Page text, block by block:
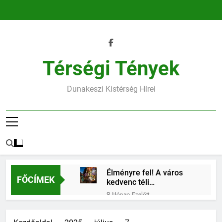
Térségi Tények
Dunakeszi Kistérség Hírei
FŐCÍMEK
Élményre fel! A város
kedvenc téli
találkozóhelye vár rád
9 Hónap Ezelőtt
9 Hónap Ezelőtt